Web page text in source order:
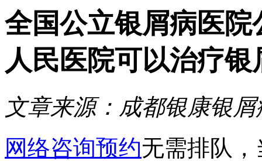
全国公立银屑病医
人民医院可以治疗银
文章来源： 成都银康银
网络咨询预约无需排队